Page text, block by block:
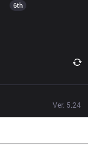
6th
Ver. 5.24